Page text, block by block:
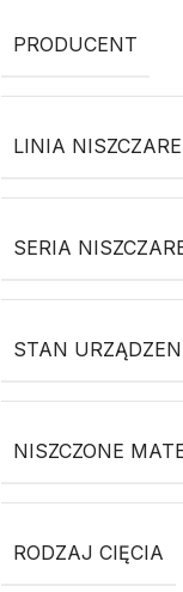
PRODUCENT
LINIA
SERIA
STAN
NISZCZONE
RODZAJ CIĘCIA